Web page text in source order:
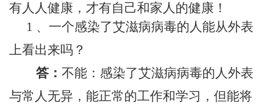
有人人健康，才有自己和家人的健康！
1 、一个感染了艾滋病病毒的人能从外表
上看出来吗？
答： 不能：感染了艾滋病病毒的人外表
与常人无异，能正常的工作和学习，但能将